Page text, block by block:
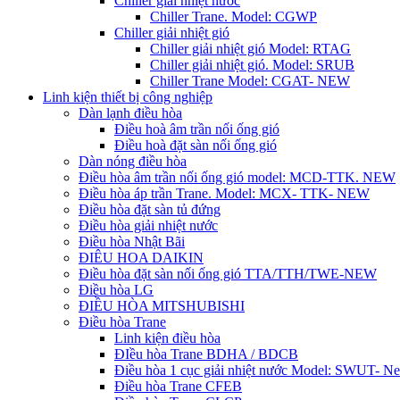
Chiller Trane. Model: CGWP
Chiller giải nhiệt gió
Chiller giải nhiệt gió Model: RTAG
Chiller giải nhiệt gió. Model: SRUB
Chiller Trane Model: CGAT- NEW
Linh kiện thiết bị công nghiệp
Dàn lạnh điều hòa
Điều hoà âm trần nối ống gió
Điều hoà đặt sàn nối ống gió
Dàn nóng điều hòa
Điều hòa âm trần nối ống gió model: MCD-TTK. NEW
Điều hòa áp trần Trane. Model: MCX- TTK- NEW
Điều hòa đặt sàn tủ đứng
Điều hòa giải nhiệt nước
Điều hòa Nhật Bãi
ĐIÊU HOA DAIKIN
Điều hòa đặt sàn nối ống gió TTA/TTH/TWE-NEW
Điều hòa LG
ĐIỀU HÒA MITSHUBISHI
Điều hòa Trane
Linh kiện điều hòa
ĐIều hòa Trane BDHA / BDCB
Điều hòa 1 cục giải nhiệt nước Model: SWUT-
Điều hòa Trane CFEB